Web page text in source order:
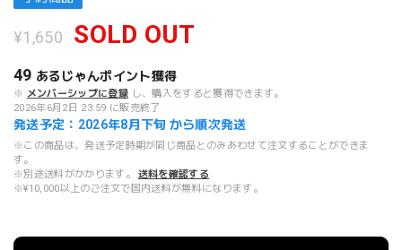
¥1,650 SOLD OUT
49 あるじゃんポイント獲得
※ メンバーシップに登録 し、購入をすると獲得できます。
2026年6月2日 23:59 に販売終了
発送予定：2026年8月下旬 から順次発送
※この商品は、発送予定時期が同じ商品とのみあわせて注文することができま
す。
※別途送料がかかります。
送料を確認する
※¥10,000以上のご注文で国内送料が無料になります。